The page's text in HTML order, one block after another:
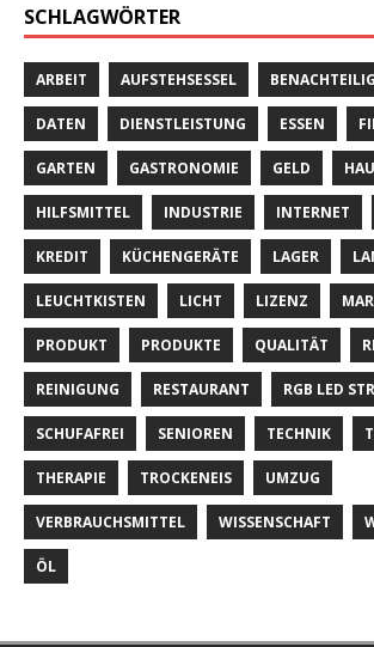
SCHLAGWÖRTER
ARBEIT AUFSTEHSESSEL
DATEN DIENSTLEISTUNG ESSEN
GARTEN GASTRONOMIE GELD
HILFSMITTEL INDUSTRIE INTERNET
KREDIT KÜCHENGERÄTE LAGER
LEUCHTKISTEN LICHT LIZENZ
PRODUKT PRODUKTE QUALITÄT
REINIGUNG RESTAURANT RGB LED
SCHUFAFREI SENIOREN TECHNIK
THERAPIE TROCKENEIS UMZUG
VERBRAUCHSMITTEL WISSENSCHAFT
ÖL